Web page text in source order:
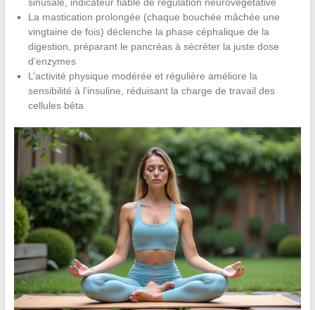
La mastication prolongée (chaque bouchée mâchée une
vingtaine de fois) déclenche la phase céphalique de la
digestion, préparant le pancréas à sécréter la juste dose
d’enzymes
L’activité physique modérée et régulière améliore la
sensibilité à l’insuline, réduisant la charge de travail des
cellules bêta